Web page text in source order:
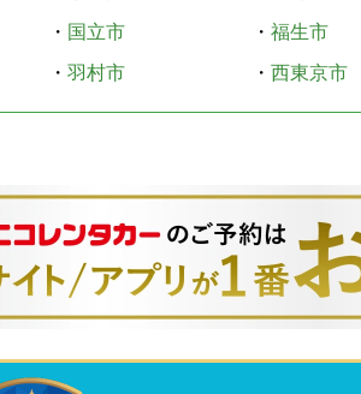
・ 国立市 ・ 福生市
・ 羽村市 ・ 西東京市